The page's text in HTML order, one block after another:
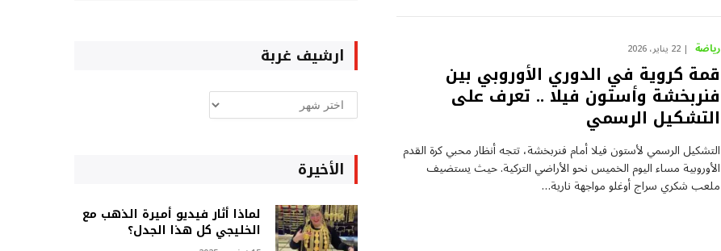
رياضة 22 يناير، 2026
قمة كروية في الدوري الأوروبي بين
فنربخشة وأستون فيلا .. تعرف على
التشكيل الرسمي
التشكيل الرسمي لأستون فيلا أمام فنربخشة، تتجه أنظار محبي كرة القدم
الأوروبية مساء اليوم الخميس نحو الأراضي التركية. حيث يستضيف
ملعب شكري سراج أوغلو مواجهة نارية…
ارشيف غربة
ارشيف
غربة
الأخيرة
لماذا أثار فيديو أميرة الذهب مع
الخليجي كل هذا الجدل؟